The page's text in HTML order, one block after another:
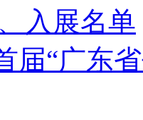
入展名单
届“广东